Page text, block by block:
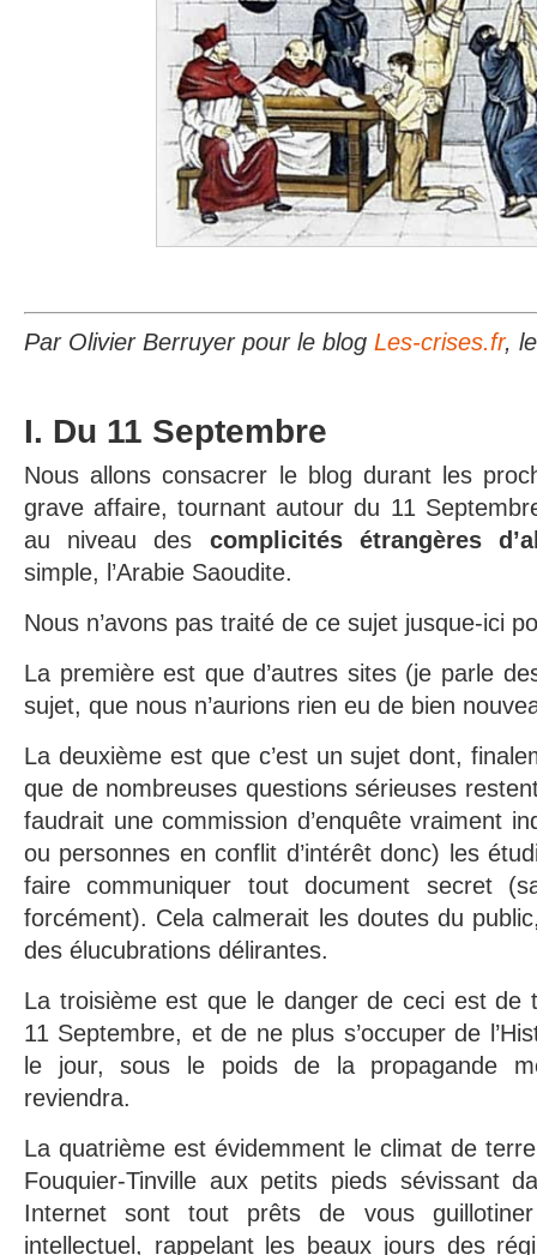
Par Olivier Berruyer pour le blog Les-crises.fr,
I. Du 11 Septembre
Nous allons consacrer le blog durant les
grave affaire, tournant autour du 11
au niveau des complicités étrangères
simple, l’Arabie Saoudite.
Nous n’avons pas traité de ce sujet jusque-ici
La première est que d’autres sites (je parle
sujet, que nous n’aurions rien eu de bien
La deuxième est que c’est un sujet dont,
que de nombreuses questions sérieuses
faudrait une commission d’enquête vraiment
ou personnes en conflit d’intérêt donc) les
faire communiquer tout document secret
forcément). Cela calmerait les doutes du
des élucubrations délirantes.
La troisième est que le danger de ceci est de
11 Septembre, et de ne plus s’occuper de
le jour, sous le poids de la propagande
reviendra.
La quatrième est évidemment le climat de
Fouquier-Tinville aux petits pieds sévissant
Internet sont tout prêts de vous guillotiner
intellectuel, rappelant les beaux jours des